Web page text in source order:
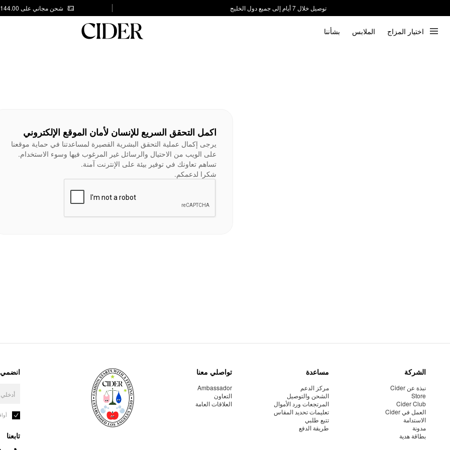
توصيل خلال 7 أيام إلى جميع دول الخليج
شحن مجاني على AED 144.00
اختيار المزاج الملابس بشأننا
اكمل التحقق السريع للإنسان لأمان الموقع الإلكتروني
يرجى إكمال عملية التحقق البشرية القصيرة لمساعدتنا في حماية موقعنا
على الويب من الاحتيال والرسائل غير المرغوب فيها وسوء الاستخدام.
تساهم تعاونك في توفير بيئة على الإنترنت آمنة.
شكرا لدعمكم.
الشركة
نبذة عن Cider
Store
Cider Club
العمل في Cider
الاستدامة
مدونة
بطاقة هدية
مساعدة
مركز الدعم
الشحن والتوصيل
المرتجعات ورد الأموال
تعليمات تحديد المقاس
تتبع طلبي
طريقة الدفع
تواصلي معنا
Ambassador
التعاون
العلاقات العامة
انضمي
تابعنا